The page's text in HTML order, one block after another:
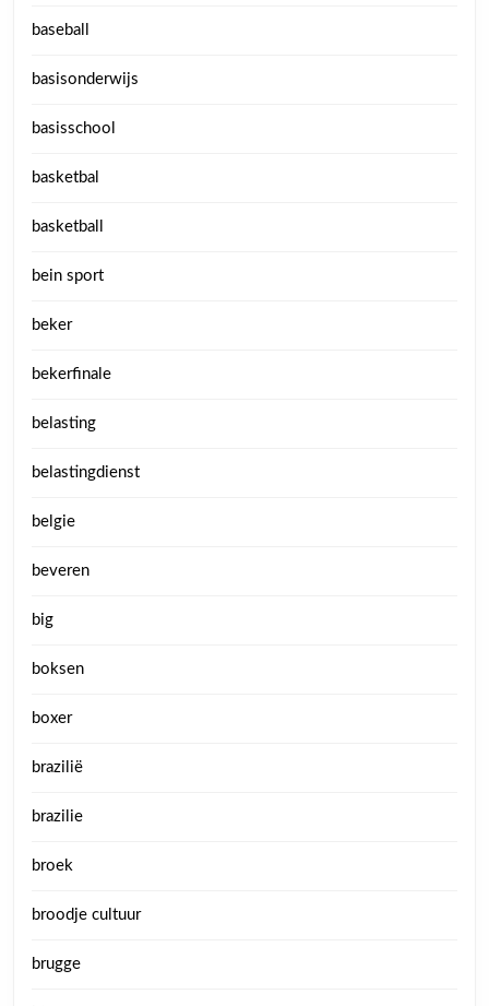
baseball
basisonderwijs
basisschool
basketbal
basketball
bein sport
beker
bekerfinale
belasting
belastingdienst
belgie
beveren
big
boksen
boxer
brazilië
brazilie
broek
broodje cultuur
brugge